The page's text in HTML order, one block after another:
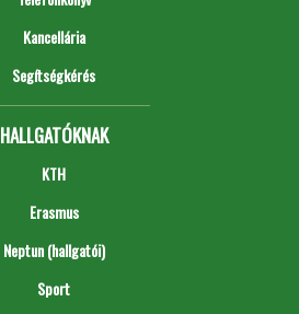
Kancellária
Segítségkérés
HALLGATÓKNAK
KTH
Erasmus
Neptun (hallgatói)
Sport